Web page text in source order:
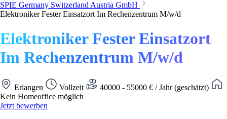
SPIE Germany Switzerland Austria GmbH
Elektroniker Fester Einsatzort Im Rechenzentrum M/w/d
Elektroniker Fester Einsatzort
Im Rechenzentrum M/w/d
Erlangen Vollzeit
40000 - 55000 € / Jahr (geschätzt)
Kein Homeoffice möglich
Jetzt bewerben